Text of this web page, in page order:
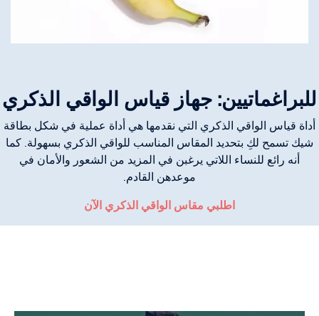
للبراغماتيين: جهاز قياس الواقي الذكري
أداة قياس الواقي الذكري التي نقدمها هي أداة عملية في شكل بطاقة
شيك تسمح لكِ بتحديد المقاس المناسب للواقي الذكري بسهولة. كما
أنه رائع للنساء اللاتي يرغبن في المزيد من الشعور والأمان في
موعدهن القادم.
اطلبي مقاس الواقي الذكري الآن